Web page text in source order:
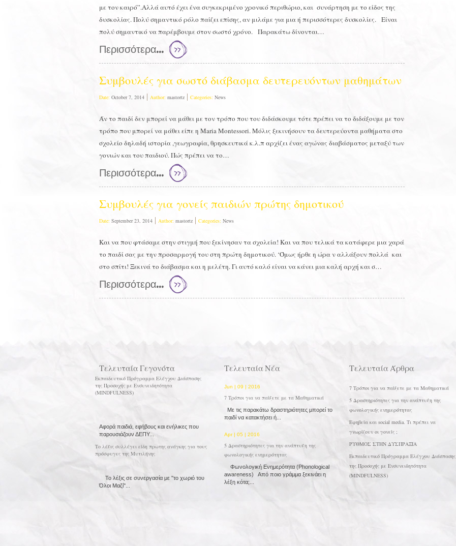
με τον καιρό”.Αλλά αυτό έχει ένα συγκεκριμένο χρονικό περιθώριο, και συνάρτηση με το είδος της
δυσκολίας. Πολύ σημαντικό ρόλο παίζει επίσης, αν μιλάμε για μια ή περισσότερες δυσκολίες. Είναι
πολύ σημαντικό να παρέμβουμε στον σωστό χρόνο. Παρακάτω δίνονται…
Περισσότερα...
Συμβουλές για σωστό διάβασμα δευτερευόντων μαθημάτων
Date: October 7, 2014 Author: mastortz Categories: News
Άν το παιδί δεν μπορεί να μάθει με τον τρόπο που του διδάσκουμε τότε πρέπει να το διδάξουμε με τον
τρόπο που μπορεί να μάθει είπε η Μaria Montessori. Μόλις ξεκινήσουν τα δευτερεύοντα μαθήματα στο
σχολείο δηλαδή ιστορία ,γεωγραφία, θρησκευτικά κ.λ.π αρχίζει ένας αγώνας διαβάσματος μεταξύ των
γονιών και του παιδιού. Πώς πρέπει να το…
Περισσότερα...
Συμβουλές για γονείς παιδιών πρώτης δημοτικού
Date: September 23, 2014 Author: mastortz Categories: News
Και να που φτάσαμε στην στιγμή που ξεκίνησαν τα σχολεία! Και να που τελικά τα κατάφερε μια χαρά
το παιδί σας με την προσαρμογή του στη πρώτη δημοτικού. ‘Όμως ήρθε η ώρα ν αλλάξουν πολλά και
στο σπίτι! Ξεκινά το διάβασμα και η μελέτη. Γι αυτό καλό είναι να κάνει μια καλή αρχή και σ…
Περισσότερα...
Τελευταία Γεγονότα
Εκπαιδευτικό Πρόγραμμα Ελέγχου Διάσπασης
της Προσοχής με Ενσυνειδητότητα
(MINDFULNESS)
Αφορά παιδιά, εφήβους και ενήλικες που
παρουσιάζουν ΔΕΠΥ...
Το λέξις συλλέγει είδη πρωτης ανάγκης για τους
πρόσφυγες της Μυτιλήνης
Το λέξις σε συνεργασία με ''το χωριό του
Όλοι Μαζί''...
Τελευταία Νέα
Jun | 09 | 2016
7 Τρόποι για να παίξετε με τα Μαθηματικά
Με τις παρακάτω δραστηριότητες μπορεί το
παιδί να κατακτήσει ή...
Apr | 05 | 2016
5 Δραστηριότητες για την ανάπτυξη της
φωνολογικής ενημερότητας
Φωνολογική Ενημερότητα (Phonological
awareness) Από ποιο γράμμα ξεκινάει η
λέξη κότα;...
Τελευταία Άρθρα
7 Τρόποι για να παίξετε με τα Μαθηματικά
5 Δραστηριότητες για την ανάπτυξη της
φωνολογικής ενημερότητας
Εφηβεία και social media. Τι πρέπει να
γνωρίζουν οι γονείς ;
ΡΥΘΜΟΣ ΣΤΗΝ ΔΥΣΠΡΑΞΙΑ
Εκπαιδευτικό Πρόγραμμα Ελέγχου Διάσπασης
της Προσοχής με Ενσυνειδητότητα
(MINDFULNESS)